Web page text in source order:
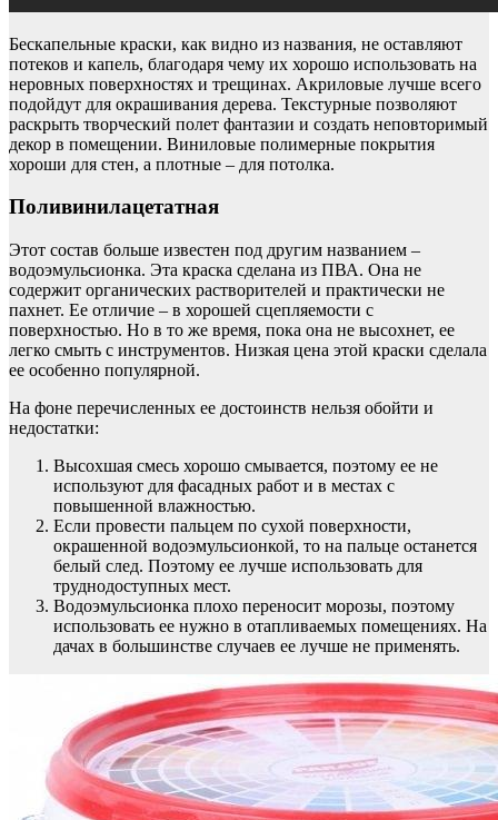
Бескапельные краски, как видно из названия, не оставляют
потеков и капель, благодаря чему их хорошо использовать на
неровных поверхностях и трещинах. Акриловые лучше всего
подойдут для окрашивания дерева. Текстурные позволяют
раскрыть творческий полет фантазии и создать неповторимый
декор в помещении. Виниловые полимерные покрытия
хороши для стен, а плотные – для потолка.
Поливинилацетатная
Этот состав больше известен под другим названием –
водоэмульсионка. Эта краска сделана из ПВА. Она не
содержит органических растворителей и практически не
пахнет. Ее отличие – в хорошей сцепляемости с
поверхностью. Но в то же время, пока она не высохнет, ее
легко смыть с инструментов. Низкая цена этой краски сделала
ее особенно популярной.
На фоне перечисленных ее достоинств нельзя обойти и
недостатки:
Высохшая смесь хорошо смывается, поэтому ее не
используют для фасадных работ и в местах с
повышенной влажностью.
Если провести пальцем по сухой поверхности,
окрашенной водоэмульсионкой, то на пальце останется
белый след. Поэтому ее лучше использовать для
труднодоступных мест.
Водоэмульсионка плохо переносит морозы, поэтому
использовать ее нужно в отапливаемых помещениях. На
дачах в большинстве случаев ее лучше не применять.